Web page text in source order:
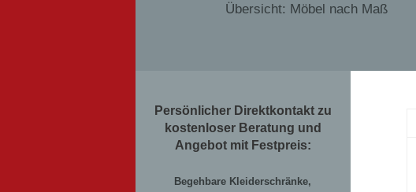
Übersicht: Möbel nach Maß
Persönlicher Direktkontakt zu
kostenloser Beratung und
Angebot mit Festpreis:
Begehbare Kleiderschränke,